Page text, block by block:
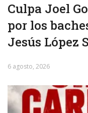
Culpa Joel
por los
Jesús López
6 agosto, 2026